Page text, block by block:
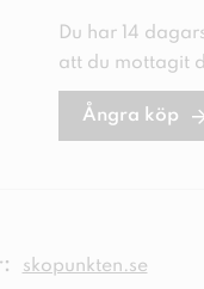
Du har 14
att du mottagit
Ångra köp
skopunkten.se